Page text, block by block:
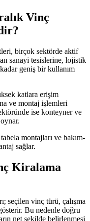
Vinç
birçok sektörde aktif
sanayi tesislerine, lojistik
geniş bir kullanım
katlara erişim
ve montaj işlemleri
ise konteyner ve
montajları ve bakım-
sağlar.
Kiralama
seçilen vinç türü, çalışma
Bu nedenle doğru
net şekilde belirlenmesi